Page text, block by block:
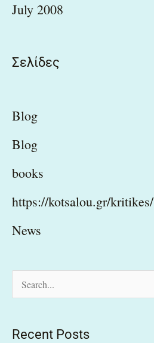
July 2008
Σελίδες
Blog
Blog
books
https://kotsalou.gr/kritikes/
News
Recent Posts